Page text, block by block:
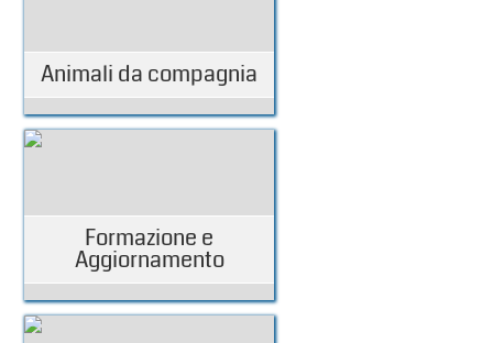
Animali da compagnia
Formazione e
Aggiornamento